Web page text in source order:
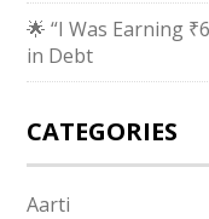
🌟 “I Was Earning
in Debt
CATEGORIES
Aarti